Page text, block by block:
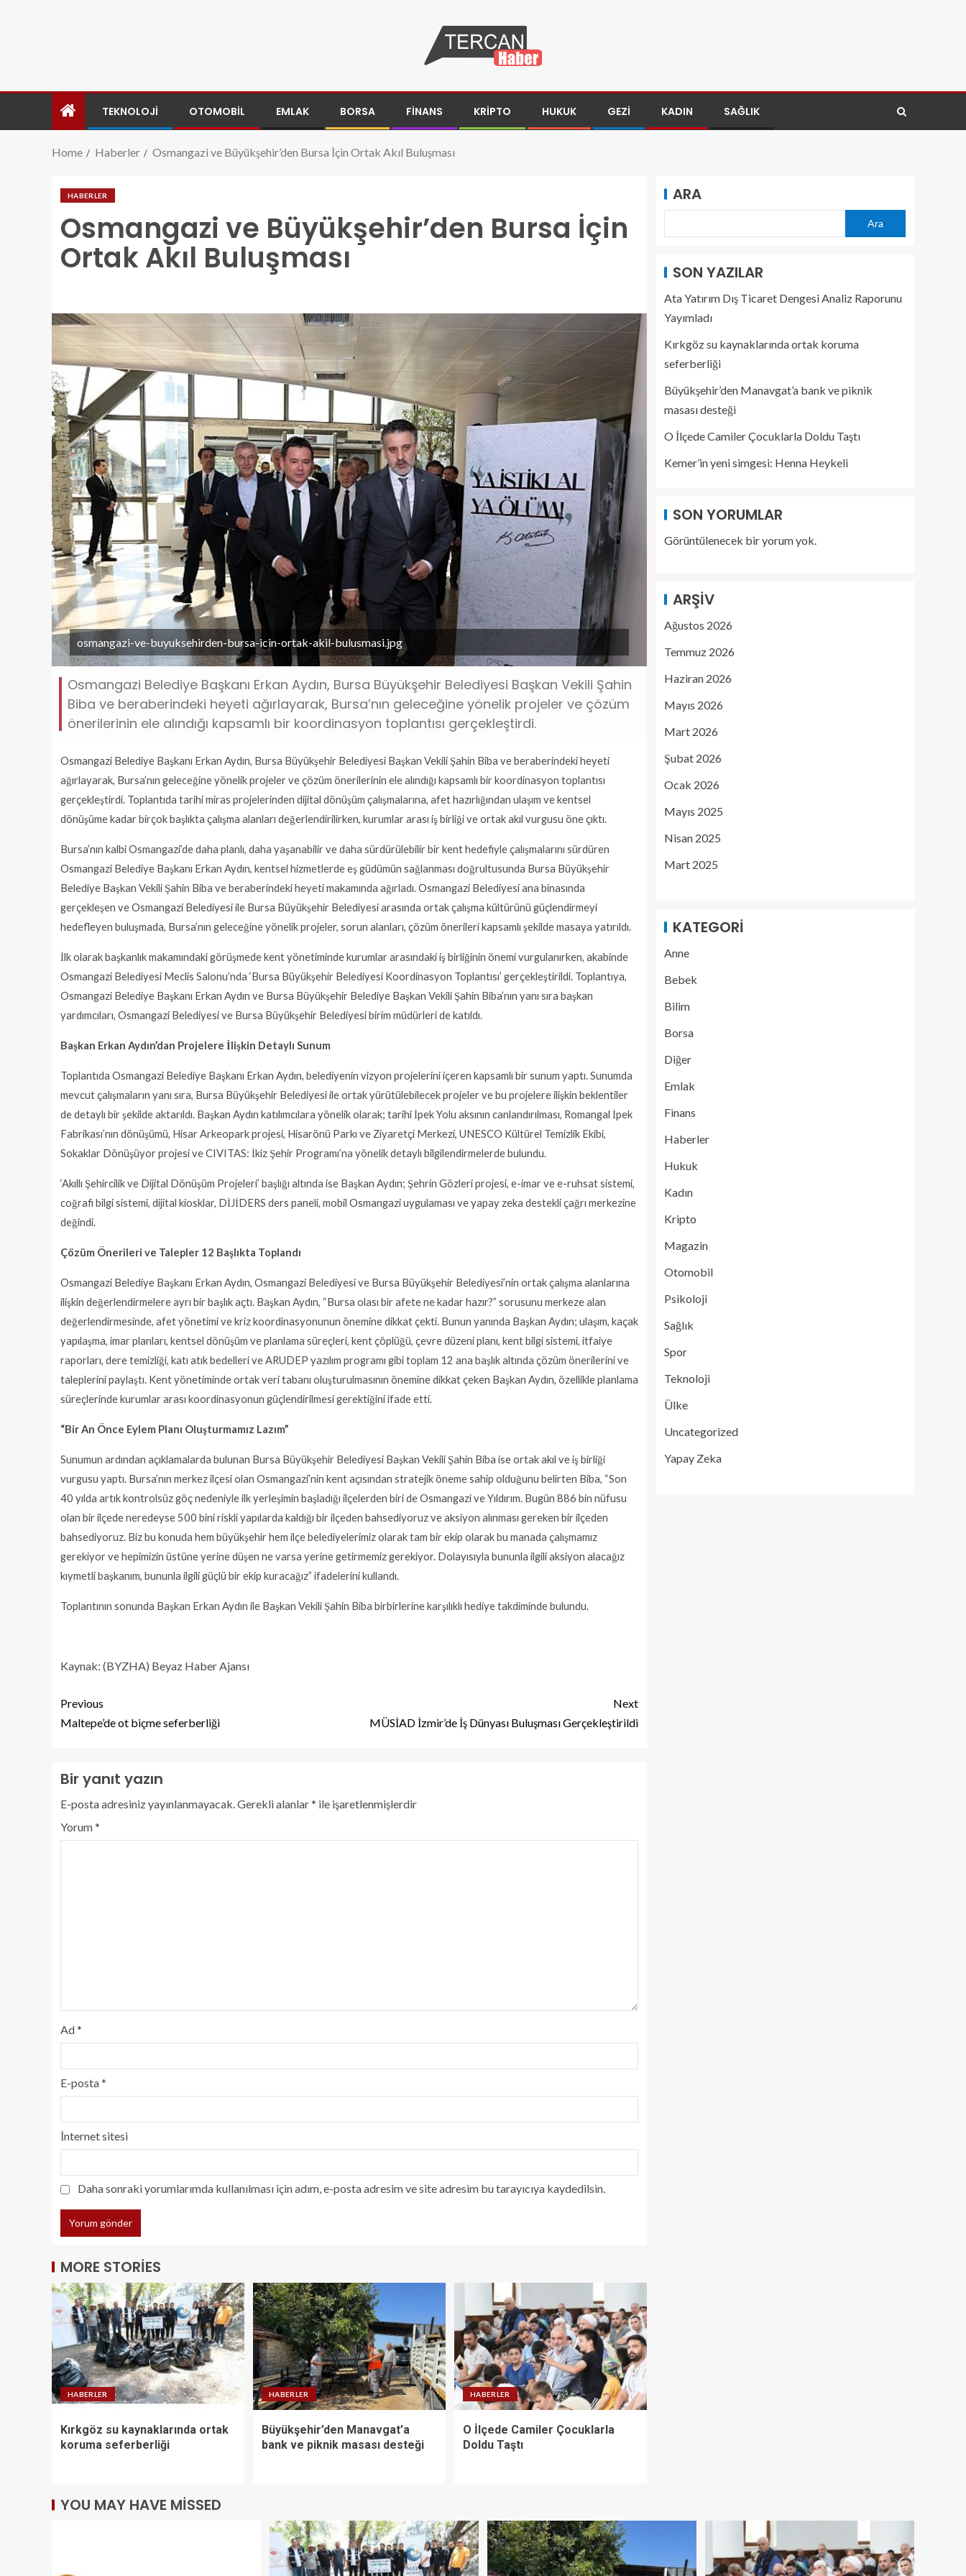
TEKNOLOJI OTOMOBIL EMLAK BORSA FINANS KRIPTO HUKUK GEZI KADIN SAĞLIK
Home Haberler Osmangazi ve Büyükşehir’den Bursa İçin Ortak Akıl Buluşması
HABERLER
Osmangazi ve Büyükşehir’den Bursa İçin
Ortak Akıl Buluşması
osmangazi-ve-buyuksehirden-bursa-icin-ortak-akil-bulusmasi.jpg
Osmangazi Belediye Başkanı Erkan Aydın, Bursa Büyükşehir Belediyesi Başkan Vekili Şahin
Biba ve beraberindeki heyeti ağırlayarak, Bursa’nın geleceğine yönelik projeler ve çözüm
önerilerinin ele alındığı kapsamlı bir koordinasyon toplantısı gerçekleştirdi.
Osmangazi Belediye Başkanı Erkan Aydın, Bursa Büyükşehir Belediyesi Başkan Vekili Şahin Biba ve beraberindeki heyeti
ağırlayarak, Bursa’nın geleceğine yönelik projeler ve çözüm önerilerinin ele alındığı kapsamlı bir koordinasyon toplantısı
gerçekleştirdi. Toplantıda tarihi miras projelerinden dijital dönüşüm çalışmalarına, afet hazırlığından ulaşım ve kentsel
dönüşüme kadar birçok başlıkta çalışma alanları değerlendirilirken, kurumlar arası iş birliği ve ortak akıl vurgusu öne çıktı.
Bursa’nın kalbi Osmangazi’de daha planlı, daha yaşanabilir ve daha sürdürülebilir bir kent hedefiyle çalışmalarını sürdüren
Osmangazi Belediye Başkanı Erkan Aydın, kentsel hizmetlerde eş güdümün sağlanması doğrultusunda Bursa Büyükşehir
Belediye Başkan Vekili Şahin Biba ve beraberindeki heyeti makamında ağırladı. Osmangazi Belediyesi ana binasında
gerçekleşen ve Osmangazi Belediyesi ile Bursa Büyükşehir Belediyesi arasında ortak çalışma kültürünü güçlendirmeyi
hedefleyen buluşmada, Bursa’nın geleceğine yönelik projeler, sorun alanları, çözüm önerileri kapsamlı şekilde masaya yatırıldı.
İlk olarak başkanlık makamındaki görüşmede kent yönetiminde kurumlar arasındaki iş birliğinin önemi vurgulanırken, akabinde
Osmangazi Belediyesi Meclis Salonu’nda ‘Bursa Büyükşehir Belediyesi Koordinasyon Toplantısı’ gerçekleştirildi. Toplantıya,
Osmangazi Belediye Başkanı Erkan Aydın ve Bursa Büyükşehir Belediye Başkan Vekili Şahin Biba’nın yanı sıra başkan
yardımcıları, Osmangazi Belediyesi ve Bursa Büyükşehir Belediyesi birim müdürleri de katıldı.
Başkan Erkan Aydın’dan Projelere İlişkin Detaylı Sunum
Toplantıda Osmangazi Belediye Başkanı Erkan Aydın, belediyenin vizyon projelerini içeren kapsamlı bir sunum yaptı. Sunumda
mevcut çalışmaların yanı sıra, Bursa Büyükşehir Belediyesi ile ortak yürütülebilecek projeler ve bu projelere ilişkin beklentiler
de detaylı bir şekilde aktarıldı. Başkan Aydın katılımcılara yönelik olarak; tarihi İpek Yolu aksının canlandırılması, Romangal İpek
Fabrikası’nın dönüşümü, Hisar Arkeopark projesi, Hisarönü Parkı ve Ziyaretçi Merkezi, UNESCO Kültürel Temizlik Ekibi,
Sokaklar Dönüşüyor projesi ve CIVITAS: İkiz Şehir Programı’na yönelik detaylı bilgilendirmelerde bulundu.
‘Akıllı Şehircilik ve Dijital Dönüşüm Projeleri’ başlığı altında ise Başkan Aydın; Şehrin Gözleri projesi, e-imar ve e-ruhsat sistemi,
coğrafi bilgi sistemi, dijital kiosklar, DİJİDERS ders paneli, mobil Osmangazi uygulaması ve yapay zeka destekli çağrı merkezine
değindi.
Çözüm Önerileri ve Talepler 12 Başlıkta Toplandı
Osmangazi Belediye Başkanı Erkan Aydın, Osmangazi Belediyesi ve Bursa Büyükşehir Belediyesi’nin ortak çalışma alanlarına
ilişkin değerlendirmelere ayrı bir başlık açtı. Başkan Aydın, “Bursa olası bir afete ne kadar hazır?” sorusunu merkeze alan
değerlendirmesinde, afet yönetimi ve kriz koordinasyonunun önemine dikkat çekti. Bunun yanında Başkan Aydın; ulaşım, kaçak
yapılaşma, imar planları, kentsel dönüşüm ve planlama süreçleri, kent çöplüğü, çevre düzeni planı, kent bilgi sistemi, itfaiye
raporları, dere temizliği, katı atık bedelleri ve ARUDEP yazılım programı gibi toplam 12 ana başlık altında çözüm önerilerini ve
taleplerini paylaştı. Kent yönetiminde ortak veri tabanı oluşturulmasının önemine dikkat çeken Başkan Aydın, özellikle planlama
süreçlerinde kurumlar arası koordinasyonun güçlendirilmesi gerektiğini ifade etti.
“Bir An Önce Eylem Planı Oluşturmamız Lazım”
Sunumun ardından açıklamalarda bulunan Bursa Büyükşehir Belediyesi Başkan Vekili Şahin Biba ise ortak akıl ve iş birliği
vurgusu yaptı. Bursa’nın merkez ilçesi olan Osmangazi’nin kent açısından stratejik öneme sahip olduğunu belirten Biba, “Son
40 yılda artık kontrolsüz göç nedeniyle ilk yerleşimin başladığı ilçelerden biri de Osmangazi ve Yıldırım. Bugün 886 bin nüfusu
olan bir ilçede neredeyse 500 bini riskli yapılarda kaldığı bir ilçeden bahsediyoruz ve aksiyon alınması gereken bir ilçeden
bahsediyoruz. Biz bu konuda hem büyükşehir hem ilçe belediyelerimiz olarak tam bir ekip olarak bu manada çalışmamız
gerekiyor ve hepimizin üstüne yerine düşen ne varsa yerine getirmemiz gerekiyor. Dolayısıyla bununla ilgili aksiyon alacağız
kıymetli başkanım, bununla ilgili güçlü bir ekip kuracağız” ifadelerini kullandı.
Toplantının sonunda Başkan Erkan Aydın ile Başkan Vekili Şahin Biba birbirlerine karşılıklı hediye takdiminde bulundu.
Kaynak: (BYZHA) Beyaz Haber Ajansı
Previous
Maltepe’de ot biçme seferberliği
Next
MÜSİAD İzmir’de İş Dünyası Buluşması Gerçekleştirildi
Bir yanıt yazın
E-posta adresiniz yayınlanmayacak.Gerekli alanlar* ile işaretlenmişlerdir
Yorum*
Ad*
E-posta*
İnternet sitesi
Daha sonraki yorumlarımda kullanılması için adım, e-posta adresim ve site adresim bu tarayıcıya kaydedilsin.
MORE STORIES
HABERLER
Kırkgöz su kaynaklarında ortak
koruma seferberliği
HABERLER
Büyükşehir’den Manavgat’a
bank ve piknik masası desteği
HABERLER
O İlçede Camiler Çocuklarla
Doldu Taştı
ARA
Ara
SON YAZILAR
Ata Yatırım Dış Ticaret Dengesi Analiz Raporunu
Yayımladı
Kırkgöz su kaynaklarında ortak koruma
seferberliği
Büyükşehir’den Manavgat’a bank ve piknik
masası desteği
O İlçede Camiler Çocuklarla Doldu Taştı
Kemer’in yeni simgesi: Henna Heykeli
SON YORUMLAR
Görüntülenecek bir yorum yok.
ARŞIV
Ağustos 2026
Temmuz 2026
Haziran 2026
Mayıs 2026
Mart 2026
Şubat 2026
Ocak 2026
Mayıs 2025
Nisan 2025
Mart 2025
KATEGORI
Anne
Bebek
Bilim
Borsa
Diğer
Emlak
Finans
Haberler
Hukuk
Kadın
Kripto
Magazin
Otomobil
Psikoloji
Sağlık
Spor
Teknoloji
Ülke
Uncategorized
Yapay Zeka
YOU MAY HAVE MISSED